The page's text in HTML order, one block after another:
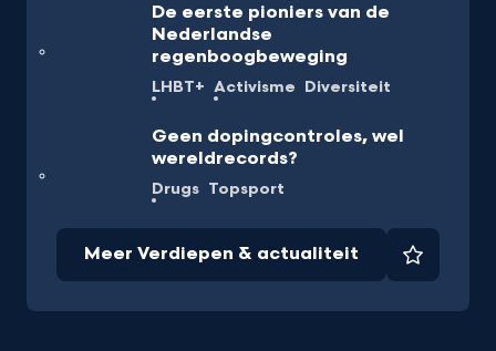
De eerste pioniers van de
Nederlandse
regenboogbeweging
LHBT+ Activisme Diversiteit
Geen dopingcontroles, wel
wereldrecords?
Drugs Topsport
Meer Verdiepen & actualiteit Favoriet